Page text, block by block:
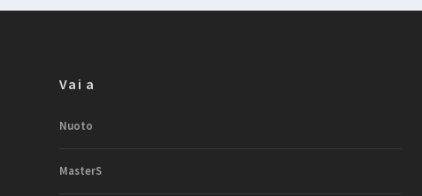
Vai a
Nuoto
MasterS